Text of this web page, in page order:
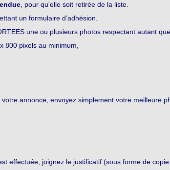
, pour qu'elle soit retirée de la liste.
un formulaire d’adhésion.
une ou plusieurs photos respectant autant
800 pixels au minimum,
annonce, envoyez simplement votre meilleure
effectuée, joignez le justificatif (sous forme de